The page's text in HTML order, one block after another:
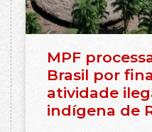
MPF
Brasil por
atividade
indígena de